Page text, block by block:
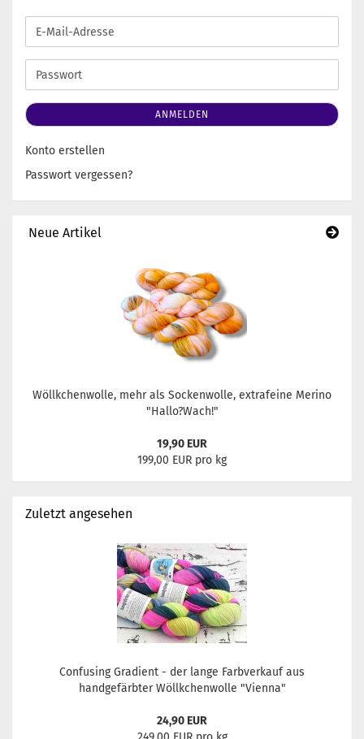
E-
Mail-
Adresse
Passwort
ANMELDEN
Konto erstellen
Passwort vergessen?
Neue Artikel
Wöllkchenwolle, mehr als Sockenwolle, extrafeine Merino
"Hallo?Wach!"
19,90 EUR
199,00 EUR pro kg
Zuletzt angesehen
Confusing Gradient - der lange Farbverkauf aus
handgefärbter Wöllkchenwolle "Vienna"
24,90 EUR